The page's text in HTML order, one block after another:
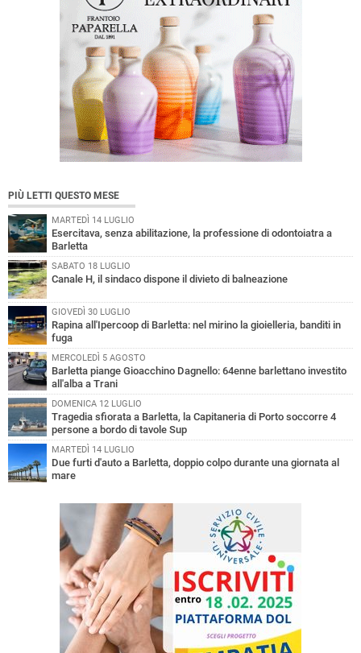
PIÙ LETTI QUESTO MESE
MARTEDÌ 14 LUGLIO
Esercitava, senza abilitazione, la professione di odontoiatra a
Barletta
SABATO 18 LUGLIO
Canale H, il sindaco dispone il divieto di balneazione
GIOVEDÌ 30 LUGLIO
Rapina all'Ipercoop di Barletta: nel mirino la gioielleria, banditi in
fuga
MERCOLEDÌ 5 AGOSTO
Barletta piange Gioacchino Dagnello: 64enne barlettano investito
all'alba a Trani
DOMENICA 12 LUGLIO
Tragedia sfiorata a Barletta, la Capitaneria di Porto soccorre 4
persone a bordo di tavole Sup
MARTEDÌ 14 LUGLIO
Due furti d'auto a Barletta, doppio colpo durante una giornata al
mare